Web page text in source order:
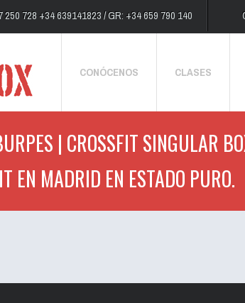
250 728 +34 639141823 / GR: +34 659 790 140
CONÓCENOS CLASES
| CROSSFIT SINGULAR
EN MADRID EN ESTADO PURO.